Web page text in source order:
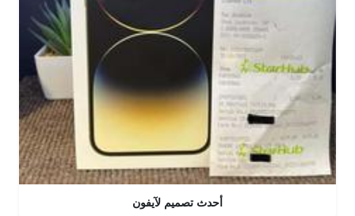
أحدث تصميم لآيفون